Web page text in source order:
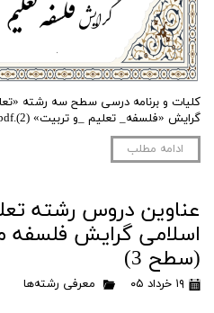
کلیات و برنامه درسی سطح سه رشته
گرایش «فلسفه_ تعلیم _و تربیت» (2).pdf
ادامه مطلب
عناوین دروس رشته
اسلامی گرایش فلسفه
(سطح 3)
۱۹ خرداد ۰۵ معرفی رشته‌ها